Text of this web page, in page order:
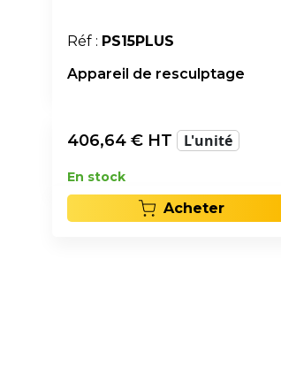
Réf : PS15PLUS
Appareil de resculptage
406,64 € HT L'unité
En stock
Acheter